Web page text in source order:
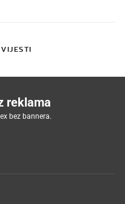
reklama
bez bannera.